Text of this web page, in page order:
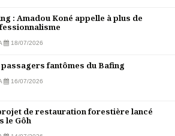
: Amadou Koné appelle à plus de
18/07/2026
fantômes du Bafing
16/07/2026
de restauration forestière lancé
le Gôh